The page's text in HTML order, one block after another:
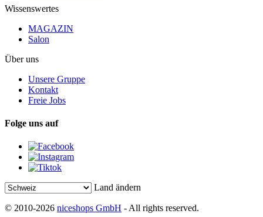
Wissenswertes
MAGAZIN
Salon
Über uns
Unsere Gruppe
Kontakt
Freie Jobs
Folge uns auf
Land ändern
© 2010-2026 niceshops GmbH - All rights reserved.